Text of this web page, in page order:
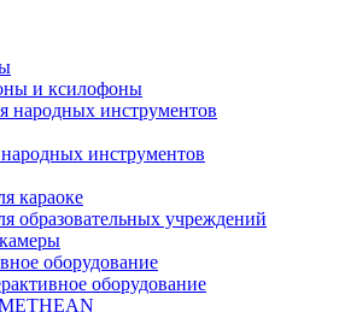
и ксилофоны
народных инструментов
инструментов
караоке
образовательных учреждений
оборудование
оборудование